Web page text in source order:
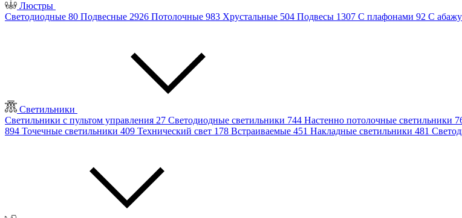
Люстры
Светодиодные 80 Подвесные 2926 Потолочные 983 Хрустальные 504 Подвесы 1307 С плафонами 92 С
Светильники
Светильники с пультом управления 27 Светодиодные светильники 744 Настенно потолочные светильники
894 Точечные светильники 409 Технический свет 178 Встраиваемые 451 Накладные светильники 481